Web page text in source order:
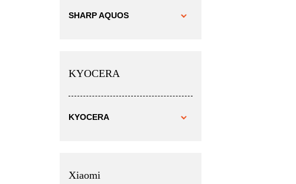
SHARP AQUOS
KYOCERA
KYOCERA
Xiaomi